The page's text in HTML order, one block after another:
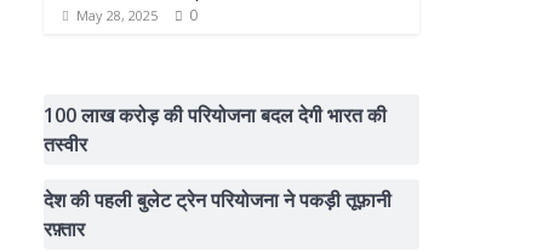
May 28, 2025 0
100 लाख करोड़ की परियोजना बदल देगी भारत की
तस्वीर
देश की पहली बुलेट ट्रेन परियोजना ने पकड़ी तूफ़ानी
रफ़्तार